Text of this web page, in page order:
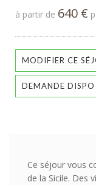
à partir de 640 €
MODIFIER CE
DEMANDE DISPO
Ce séjour vous
de la Sicile. Des